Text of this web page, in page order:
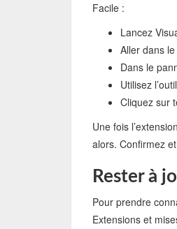
Facile :
Lancez
Aller dans
Dans le
Utilisez
Cliquez sur
Une fois
alors. Confirmez
Rester à
Pour prendre
Extensions et